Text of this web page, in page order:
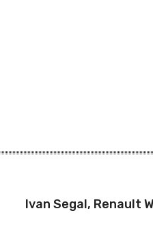
Ivan Segal, Renault